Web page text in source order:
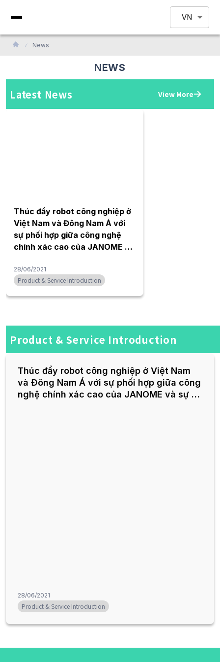
VN
News
NEWS
Latest News View More
Thúc đẩy robot công nghiệp ở
Việt Nam và Đông Nam Á với
sự phối hợp giữa công nghệ
chính xác cao của JANOME và
phương của Hibex Viêt Nam.
28/06/2021
Product & Service Introduction
Product & Service Introduction
Thúc đẩy robot công nghiệp ở Việt Nam
và Đông Nam Á với sự phối hợp giữa công
nghệ chính xác cao của JANOME và sự hỗ
28/06/2021
Product & Service Introduction